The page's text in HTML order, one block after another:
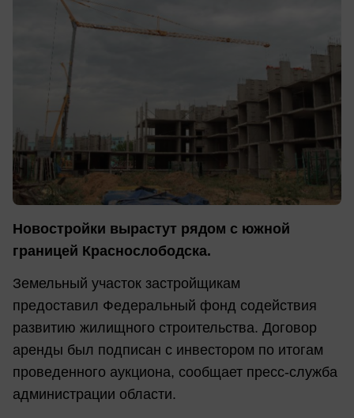
Новостройки вырастут рядом с южной
границей Краснослободска.
Земельный участок застройщикам
предоставил Федеральный фонд содействия
развитию жилищного строительства. Договор
аренды был подписан с инвестором по итогам
проведенного аукциона, сообщает пресс-служба
администрации области.